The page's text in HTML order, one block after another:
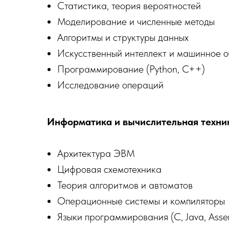
Статистика, теория вероятностей
Моделирование и численные методы
Алгоритмы и структуры данных
Искусственный интеллект и машинное
Программирование (Python, C++)
Исследование операций
Информатика и вычислительная
Архитектура ЭВМ
Цифровая схемотехника
Теория алгоритмов и автоматов
Операционные системы и компиляторы
Языки программирования (C, Java,